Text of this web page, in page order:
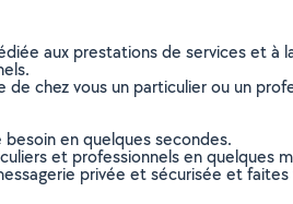
aux prestations de services et
chez vous un particulier ou un
en quelques secondes.
et professionnels en quelques
privée et sécurisée et